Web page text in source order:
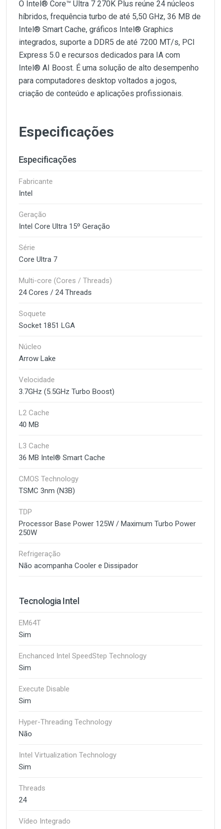
O Intel® Core™ Ultra 7 270K Plus reúne 24 núcleos
híbridos, frequência turbo de até 5,50 GHz, 36 MB de
Intel® Smart Cache, gráficos Intel® Graphics
integrados, suporte a DDR5 de até 7200 MT/s, PCI
Express 5.0 e recursos dedicados para IA com
Intel® AI Boost. É uma solução de alto desempenho
para computadores desktop voltados a jogos,
criação de conteúdo e aplicações profissionais.
Especificações
Especificações
Fabricante
Intel
Geração
Intel Core Ultra 15º Geração
Série
Core Ultra 7
Multi-core (Cores / Threads)
24 Cores / 24 Threads
Soquete
Socket 1851 LGA
Núcleo
Arrow Lake
Velocidade
3.7GHz (5.5GHz Turbo Boost)
L2 Cache
40 MB
L3 Cache
36 MB Intel® Smart Cache
CMOS Technology
TSMC 3nm (N3B)
TDP
Processor Base Power 125W / Maximum Turbo Power
250W
Refrigeração
Não acompanha Cooler e Dissipador
Tecnologia Intel
EM64T
Sim
Enchanced Intel SpeedStep Technology
Sim
Execute Disable
Sim
Hyper-Threading Technology
Não
Intel Virtualization Technology
Sim
Threads
24
Vídeo Integrado